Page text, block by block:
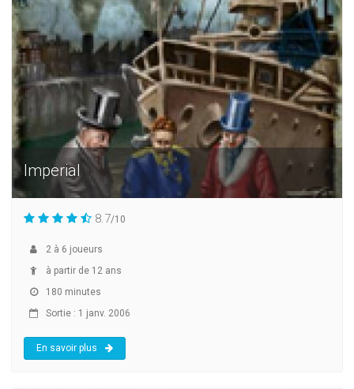
Imperial
8.7/10
2 à 6 joueurs
à partir de 12 ans
180 minutes
Sortie : 1 janv. 2006
En savoir plus